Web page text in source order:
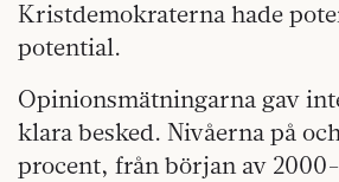
Kristdemokraterna hade
potential.
Opinionsmätningarna gav
klara besked. Nivåerna på
procent, från början av